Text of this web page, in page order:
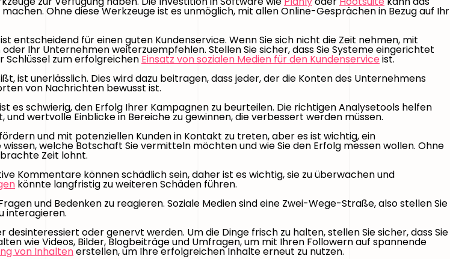
Ohne diese Werkzeuge ist es unmöglich, mit allen Online-Gesprächen in Bezug auf Ihr
für einen guten Kundenservice. Wenn Sie sich nicht die Zeit nehmen, mit
Ihr Unternehmen weiterzuempfehlen. Stellen Sie sicher, dass Sie Systeme eingerichtet
Schlüssel zum erfolgreichen Einsatz von sozialen Medien für den Kundenserviceist.
ist unerlässlich. Dies wird dazu beitragen, dass jeder, der die Konten des Unternehmens
von Nachrichten bewusst ist.
es schwierig, den Erfolg Ihrer Kampagnen zu beurteilen. Die richtigen Analysetools helfen
wertvolle Einblicke in Bereiche zu gewinnen, die verbessert werden müssen.
und mit potenziellen Kunden in Kontakt zu treten, aber es ist wichtig, ein
welche Botschaft Sie vermitteln möchten und wie Sie den Erfolg messen wollen. Ohne
Zeit lohnt.
Kommentare können schädlich sein, daher ist es wichtig, sie zu überwachen und
könnte langfristig zu weiteren Schäden führen.
und Bedenken zu reagieren. Soziale Medien sind eine Zwei-Wege-Straße, also stellen Sie
interagieren.
oder genervt werden. Um die Dinge frisch zu halten, stellen Sie sicher, dass Sie
wie Videos, Bilder, Blogbeiträge und Umfragen, um mit Ihren Followern auf spannende
von Inhaltenerstellen, um Ihre erfolgreichen Inhalte erneut zu nutzen.